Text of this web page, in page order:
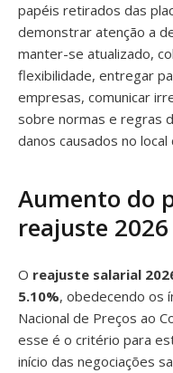
papéis retirados das
demonstrar atenção a
manter-se atualizado,
flexibilidade, entregar
empresas, comunicar
sobre normas e regras
danos causados no local
Aumento do
reajuste
O reajuste salarial
5.10%, obedecendo os
Nacional de Preços ao
esse é o critério para
início das negociações